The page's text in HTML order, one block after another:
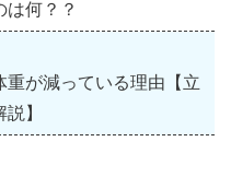
は何？？
が減っている理由【立
】